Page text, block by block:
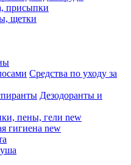
присыпки
щетки
Средства по уходу за
Дезодоранты и
пены, гели new
гигиена new